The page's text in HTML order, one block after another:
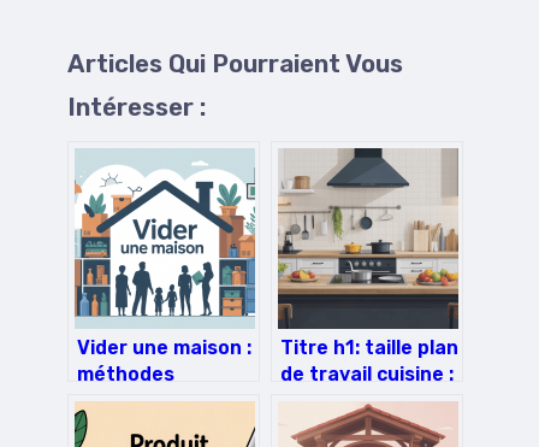
Articles Qui Pourraient Vous
Intéresser :
Vider une maison :
méthodes
efficaces pour
bien s’y prendre
Titre h1: taille plan
de travail cuisine :
quelles
dimensions choisir